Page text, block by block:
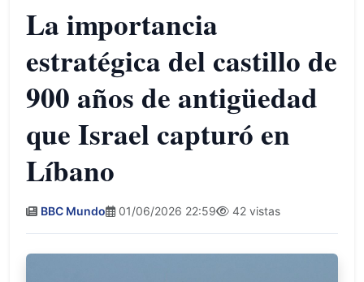
La importancia
estratégica del castillo de
900 años de antigüedad
que Israel capturó en
Líbano
BBC Mundo 01/06/2026 22:59 42 vistas